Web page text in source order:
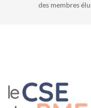
des membres